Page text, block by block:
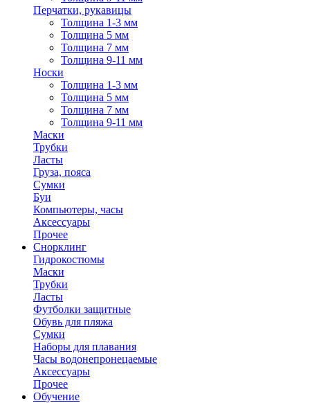
Перчатки, рукавицы
Толщина 1-3 мм
Толщина 5 мм
Толщина 7 мм
Толщина 9-11 мм
Носки
Толщина 1-3 мм
Толщина 5 мм
Толщина 7 мм
Толщина 9-11 мм
Маски
Трубки
Ласты
Груза, пояса
Сумки
Буи
Компьютеры, часы
Аксессуары
Прочее
Снорклинг
Гидрокостюмы
Маски
Трубки
Ласты
Футболки защитные
Обувь для пляжа
Сумки
Наборы для плавания
Часы водонепронецаемые
Аксессуары
Прочее
Обучение